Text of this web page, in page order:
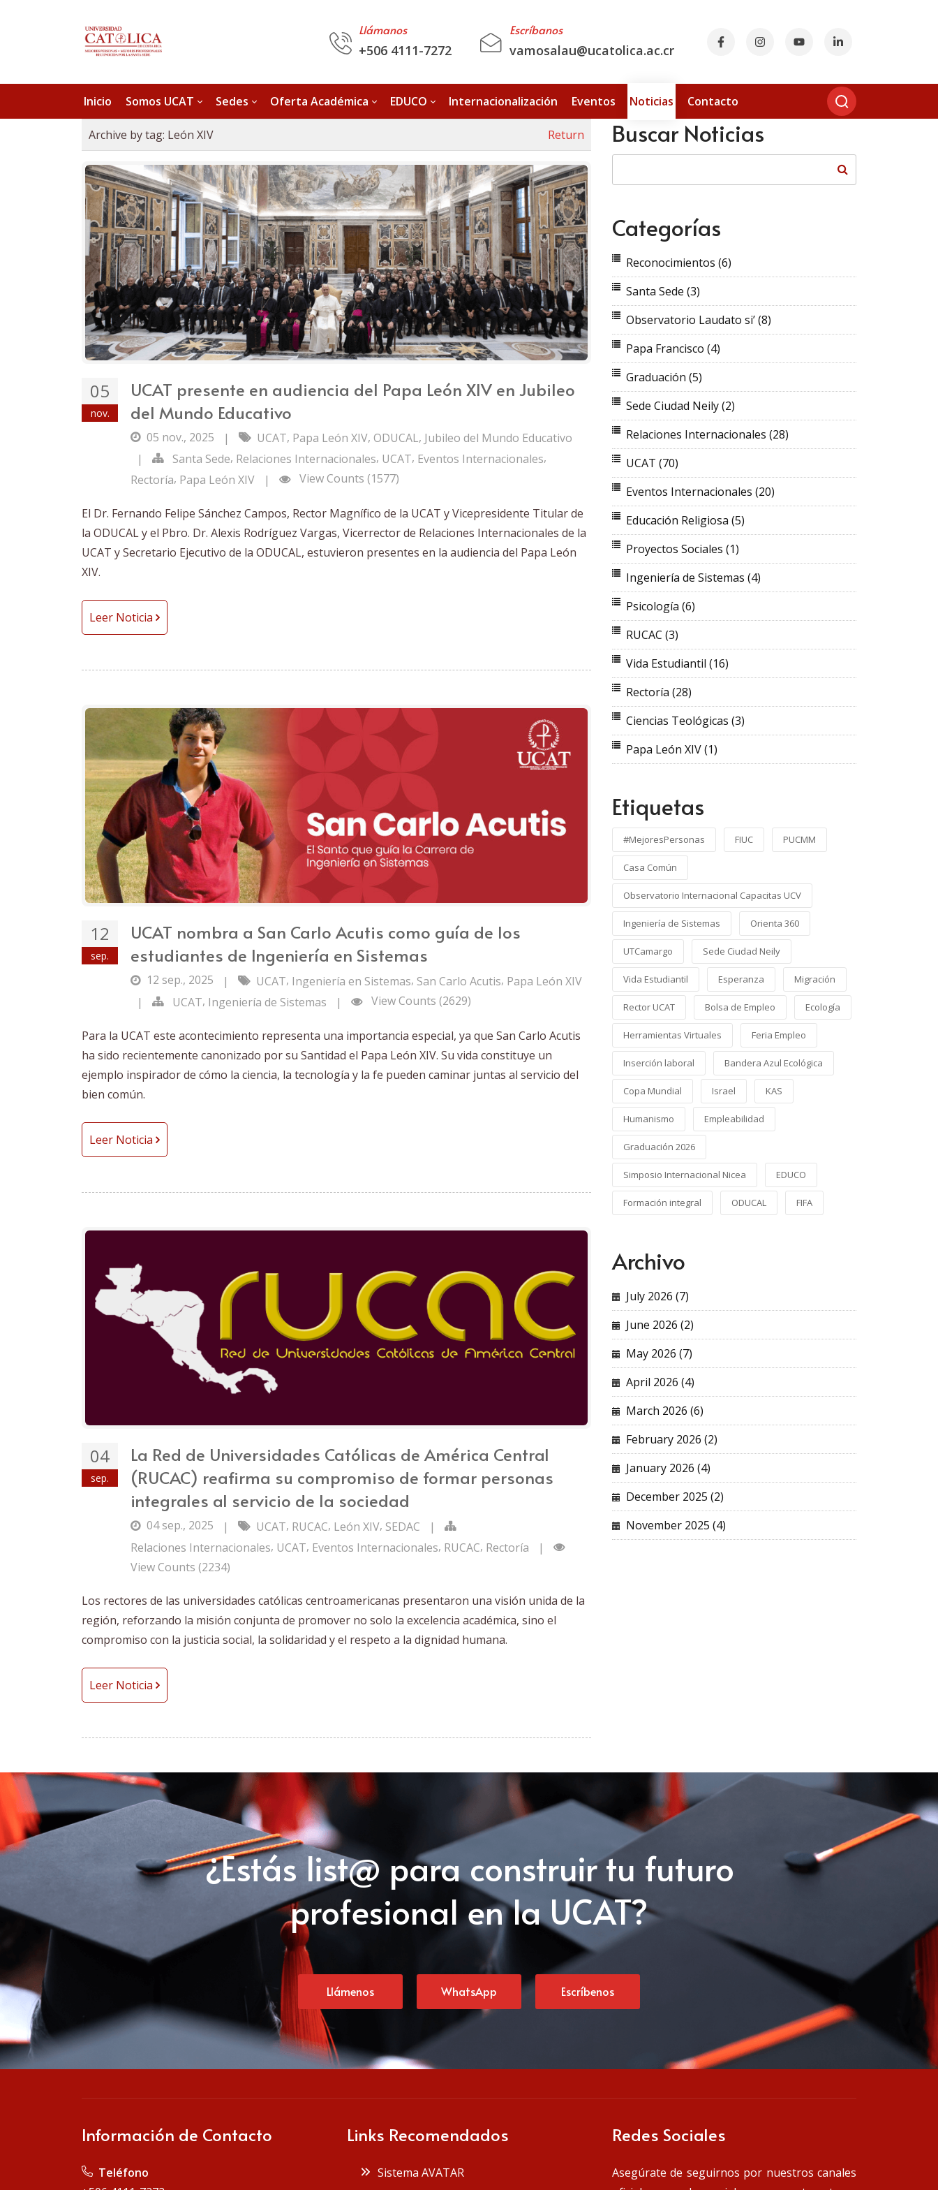
Llámanos
+506 4111-7272
Escríbanos
vamosalau@ucatolica.ac.cr
Inicio Somos UCAT Sedes Oferta Académica EDUCO Internacionalización Eventos Noticias Contacto
Archive by tag: León XIV Return
05
nov.
UCAT presente en audiencia del Papa León XIV en Jubileo
del Mundo Educativo
05 nov., 2025 | UCAT, Papa León XIV, ODUCAL, Jubileo del Mundo Educativo
|
Santa Sede, Relaciones Internacionales, UCAT, Eventos Internacionales,
Rectoría, Papa León XIV | View Counts (1577)
El Dr. Fernando Felipe Sánchez Campos, Rector Magnífico de la UCAT y Vicepresidente Titular de
la ODUCAL y el Pbro. Dr. Alexis Rodríguez Vargas, Vicerrector de Relaciones Internacionales de la
UCAT y Secretario Ejecutivo de la ODUCAL, estuvieron presentes en la audiencia del Papa León
XIV.
Leer Noticia
12
sep.
UCAT nombra a San Carlo Acutis como guía de los
estudiantes de Ingeniería en Sistemas
12 sep., 2025 | UCAT, Ingeniería en Sistemas, San Carlo Acutis, Papa León XIV
|
UCAT, Ingeniería de Sistemas | View Counts (2629)
Para la UCAT este acontecimiento representa una importancia especial, ya que San Carlo Acutis
ha sido recientemente canonizado por su Santidad el Papa León XIV. Su vida constituye un
ejemplo inspirador de cómo la ciencia, la tecnología y la fe pueden caminar juntas al servicio del
bien común.
Leer Noticia
04
sep.
La Red de Universidades Católicas de América Central
(RUCAC) reafirma su compromiso de formar personas
integrales al servicio de la sociedad
04 sep., 2025 | UCAT, RUCAC, León XIV, SEDAC
|
Relaciones Internacionales, UCAT, Eventos Internacionales, RUCAC, Rectoría
|
View Counts (2234)
Los rectores de las universidades católicas centroamericanas presentaron una visión unida de la
región, reforzando la misión conjunta de promover no solo la excelencia académica, sino el
compromiso con la justicia social, la solidaridad y el respeto a la dignidad humana.
Leer Noticia
Buscar Noticias
Categorías
Reconocimientos (6)
Santa Sede (3)
Observatorio Laudato si’(8)
Papa Francisco (4)
Graduación (5)
Sede Ciudad Neily(2)
Relaciones Internacionales (28)
UCAT (70)
Eventos Internacionales (20)
Educación Religiosa (5)
Proyectos Sociales (1)
Ingeniería de Sistemas (4)
Psicología (6)
RUCAC (3)
Vida Estudiantil (16)
Rectoría (28)
Ciencias Teológicas (3)
Papa León XIV(1)
Etiquetas
#MejoresPersonas FIUC PUCMM
Casa Común
Observatorio Internacional Capacitas UCV
Ingeniería de Sistemas Orienta 360
UTCamargo Sede Ciudad Neily
Vida Estudiantil Esperanza Migración
Rector UCAT Bolsa de Empleo Ecología
Herramientas Virtuales Feria Empleo
Inserción laboral Bandera Azul Ecológica
Copa Mundial Israel KAS
Humanismo Empleabilidad
Graduación 2026
Simposio Internacional Nicea EDUCO
Formación integral ODUCAL FIFA
Archivo
July 2026 (7)
June 2026 (2)
May 2026 (7)
April 2026 (4)
March 2026 (6)
February 2026 (2)
January 2026 (4)
December 2025 (2)
November 2025 (4)
¿Estás list@ para construir tu futuro
profesional en la UCAT?
Llámenos WhatsApp Escríbenos
Información de Contacto
Teléfono
Links Recomendados
Sistema AVATAR
Redes Sociales
Asegúrate de seguirnos por nuestros canales